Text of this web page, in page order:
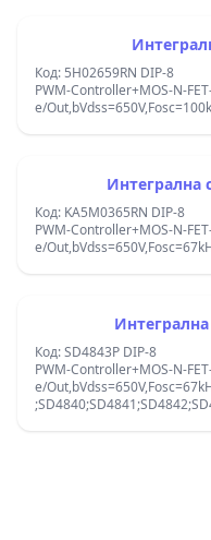
Код: 5H02659RN DIP-8
PWM-Controller+MOS-N-
e/
Код: KA5M0365RN DIP-8
PWM-Controller+MOS-N-
e/
Интегрална
Код: SD4843P DIP-8
PWM-Controller+MOS-N-
e/